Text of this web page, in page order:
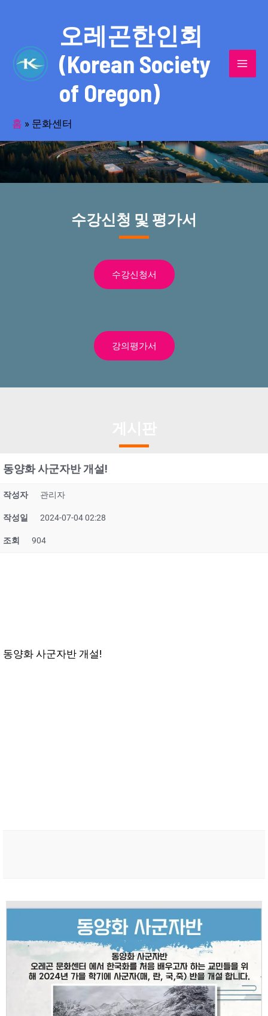
오레곤한인회
(Korean Society
of Oregon)
홈 » 문화센터
스포츠와 문화활동의 중심인 문화센터
수강신청 및 평가서
수강신청서
강의평가서
동양화 사군자반 개설!
작성자 관리자
작성일 2024-07-04 02:28
조회 904
동양화 사군자반 개설!